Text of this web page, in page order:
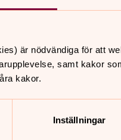
är nödvändiga för att
samt kakor
kakor.
Inställningar